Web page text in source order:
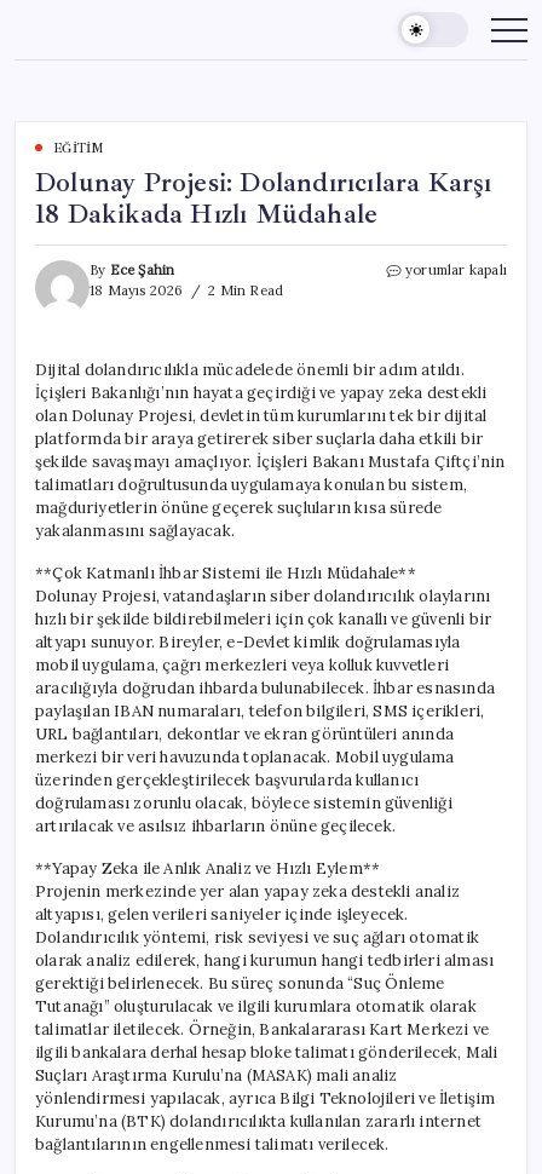
content
EĞITIM
Dolunay Projesi: Dolandırıcılara Karşı
18 Dakikada Hızlı Müdahale
By Ece Şahin
18 Mayıs 2026
2 Min Read
Dolunay
Dakikada
Hızlı
Müdahale
için
yorumlar kapalı
Dijital dolandırıcılıkla mücadelede önemli bir adım atıldı.
İçişleri Bakanlığı’nın hayata geçirdiği ve yapay zeka destekli
olan Dolunay Projesi, devletin tüm kurumlarını tek bir dijital
platformda bir araya getirerek siber suçlarla daha etkili bir
şekilde savaşmayı amaçlıyor. İçişleri Bakanı Mustafa Çiftçi’nin
talimatları doğrultusunda uygulamaya konulan bu sistem,
mağduriyetlerin önüne geçerek suçluların kısa sürede
yakalanmasını sağlayacak.
**Çok Katmanlı İhbar Sistemi ile Hızlı Müdahale**
Dolunay Projesi, vatandaşların siber dolandırıcılık olaylarını
hızlı bir şekilde bildirebilmeleri için çok kanallı ve güvenli bir
altyapı sunuyor. Bireyler, e-Devlet kimlik doğrulamasıyla
mobil uygulama, çağrı merkezleri veya kolluk kuvvetleri
aracılığıyla doğrudan ihbarda bulunabilecek. İhbar esnasında
paylaşılan IBAN numaraları, telefon bilgileri, SMS içerikleri,
URL bağlantıları, dekontlar ve ekran görüntüleri anında
merkezi bir veri havuzunda toplanacak. Mobil uygulama
üzerinden gerçekleştirilecek başvurularda kullanıcı
doğrulaması zorunlu olacak, böylece sistemin güvenliği
artırılacak ve asılsız ihbarların önüne geçilecek.
**Yapay Zeka ile Anlık Analiz ve Hızlı Eylem**
Projenin merkezinde yer alan yapay zeka destekli analiz
altyapısı, gelen verileri saniyeler içinde işleyecek.
Dolandırıcılık yöntemi, risk seviyesi ve suç ağları otomatik
olarak analiz edilerek, hangi kurumun hangi tedbirleri alması
gerektiği belirlenecek. Bu süreç sonunda “Suç Önleme
Tutanağı” oluşturulacak ve ilgili kurumlara otomatik olarak
talimatlar iletilecek. Örneğin, Bankalararası Kart Merkezi ve
ilgili bankalara derhal hesap bloke talimatı gönderilecek, Mali
Suçları Araştırma Kurulu’na (MASAK) mali analiz
yönlendirmesi yapılacak, ayrıca Bilgi Teknolojileri ve İletişim
Kurumu’na (BTK) dolandırıcılıkta kullanılan zararlı internet
bağlantılarının engellenmesi talimatı verilecek.